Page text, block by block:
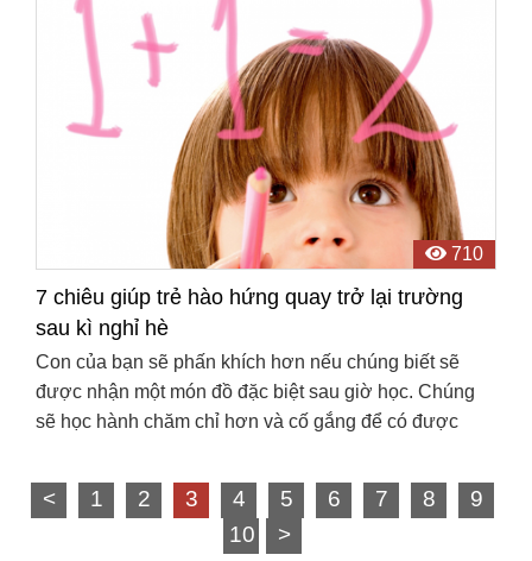
710
7 chiêu giúp trẻ hào hứng quay trở lại trường
sau kì nghỉ hè
Con của bạn sẽ phấn khích hơn nếu chúng biết sẽ
được nhận một món đồ đặc biệt sau giờ học. Chúng
sẽ học hành chăm chỉ hơn và cố gắng để có được
< 1 2 3 4 5 6 7 8
9
10
>